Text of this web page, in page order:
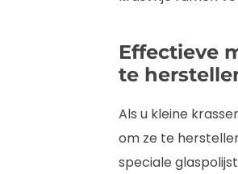
Effectieve
te
Als u kleine
om ze te
speciale